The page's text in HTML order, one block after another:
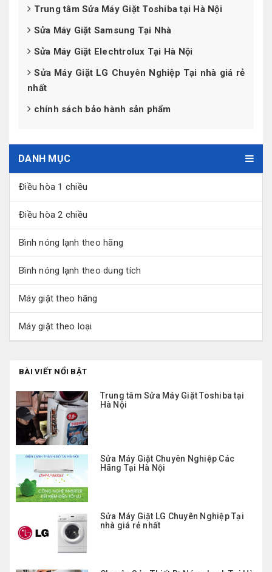
Trung tâm Sửa Máy Giặt Toshiba tại Hà Nội
Sửa Máy Giặt Samsung Tại Nhà
Sửa Máy Giặt Elechtrolux Tại Hà Nội
Sửa Máy Giặt LG Chuyên Nghiệp Tại nhà giá rẻ
nhất
chính sách bảo hành sản phẩm
DANH MỤC
Điều hòa 1 chiều
Điều hòa 2 chiều
Bình nóng lạnh theo hãng
Bình nóng lạnh theo dung tích
Máy giặt theo hãng
Máy giặt theo loại
BÀI VIẾT NỔI BẬT
Trung tâm Sửa Máy Giặt Toshiba tại
Hà Nội
Sửa Máy Giặt Chuyên Nghiệp Các
Hãng Tại Hà Nội
Sửa Máy Giặt LG Chuyên Nghiệp Tại
nhà giá rẻ nhất